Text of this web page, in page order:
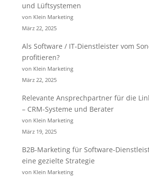
und Lüftsystemen
von Klein Marketing
März 22, 2025
Als Software / IT-Dienstleister vom
profitieren?
von Klein Marketing
März 22, 2025
Relevante Ansprechpartner für die
– CRM-Systeme und Berater
von Klein Marketing
März 19, 2025
B2B-Marketing für Software-
eine gezielte Strategie
von Klein Marketing